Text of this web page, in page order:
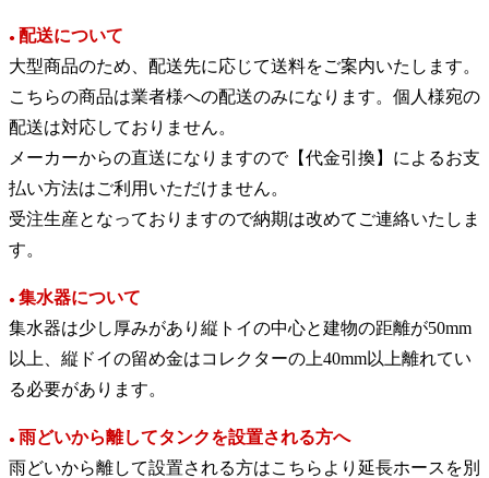
● 配送について
大型商品のため、配送先に応じて送料をご案内いたします。
こちらの商品は業者様への配送のみになります。個人様宛の
配送は対応しておりません。
メーカーからの直送になりますので【代金引換】によるお支
払い方法はご利用いただけません。
受注生産となっておりますので納期は改めてご連絡いたしま
す。
● 集水器について
集水器は少し厚みがあり縦トイの中心と建物の距離が50mm
以上、縦ドイの留め金はコレクターの上40mm以上離れてい
る必要があります。
● 雨どいから離してタンクを設置される方へ
雨どいから離して設置される方はこちらより延長ホースを別